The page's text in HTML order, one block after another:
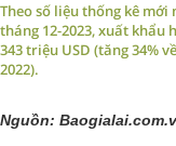
Theo số liệu thống kê
tháng 12-2023, xuất khẩu
343 triệu USD (tăng 34%
2022).
Nguồn: